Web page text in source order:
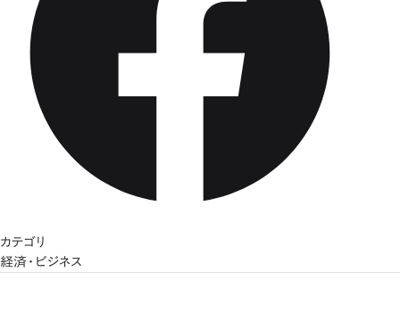
カテゴリ
経済・ビジネス